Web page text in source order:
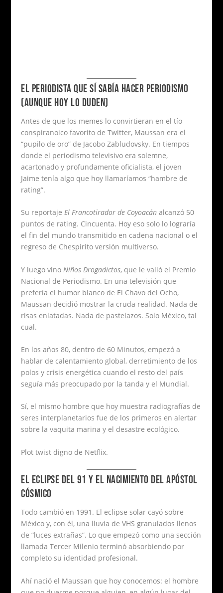
EL PERIODISTA QUE SÍ SABÍA HACER PERIODISMO
(AUNQUE HOY LO DUDEN)
Antes de que los memes lo convirtieran en el tío
conspiranoico favorito de Twitter, Maussan era el
“pupilo de oro” de Jacobo Zabludovsky. En tiempos
donde el periodismo televisivo era solemne,
acartonado y profundamente oficialista, el joven
Jaime tenía algo que hoy llamaríamos “hambre de
rating”.
Su reportajeEl Francotirador de Coyoacán alcanzó 50
puntos de rating. Cincuenta. Hoy eso solo lo lograría
el fin del mundo transmitido en cadena nacional o el
regreso de Chespirito versión multiverso.
Y luego vino Niños Drogadictos, que le valió el Premio
Nacional de Periodismo. En una televisión que
prefería el humor blanco de El Chavo del Ocho,
Maussan decidió mostrar la cruda realidad. Nada de
risas enlatadas. Nada de pastelazos. Solo México, tal
cual.
En los años 80, dentro de 60 Minutos, empezó a
hablar de calentamiento global, derretimiento de los
polos y crisis energética cuando el resto del país
seguía más preocupado por la tanda y el Mundial.
Sí, el mismo hombre que hoy muestra radiografías de
seres interplanetarios fue de los primeros en alertar
sobre la vaquita marina y el desastre ecológico.
Plot twist digno de Netflix.
EL ECLIPSE DEL 91 Y EL NACIMIENTO DEL APÓSTOL
CÓSMICO
Todo cambió en 1991. El eclipse solar cayó sobre
México y, con él, una lluvia de VHS granulados llenos
de “luces extrañas”. Lo que empezó como una sección
llamada Tercer Milenio terminó absorbiendo por
completo su identidad profesional.
Ahí nació el Maussan que hoy conocemos: el hombre